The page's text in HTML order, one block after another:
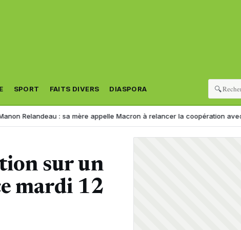
SPORT FAITS DIVERS DIASPORA 🔍
: sa mère appelle Macron à relancer la coopération avec l’Algérie
sur un
mardi 12